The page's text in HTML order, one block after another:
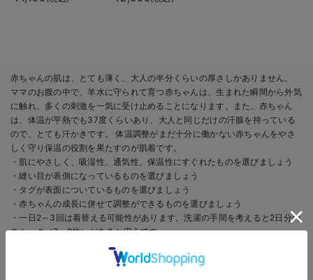
赤ちゃんの肌は、とても薄く、大人の半分くらいの厚さしかありません。
ママのお腹の中で、羊水に守られて育つ赤ちゃんは、生まれた瞬間から外気
に触れ、多くの刺激を一気に受け止めることになります。また、赤ちゃん
は、体温が平熱でも37度くらいあり、大人と同じだけの汗腺を持っている
ので、とても汗かきです。 体温調整がまだ十分に働かない赤ちゃんをやさ
しく守り保温の役割を果たすのが肌着です。
・肌にやさしく、吸湿性、通気性、保温性にすぐれたものを選びましょう
・縫い目が表側になっているものを選びましょう
・タグが表面についているものを選びましょう
・赤ちゃんの成長に併せて調整ができるものを選びましょう
・一日2～3回は着替える可能性があります。洗濯の手間を考えると2日分の
ストック（7～8枚）があると安心です。
・エンジェリーベの肌着は一年中使えるふんわりとやわらかい「フライス」
素材、夏にはさらっと薄手で涼しい「天竺（てんじく）」素材や「メッシ